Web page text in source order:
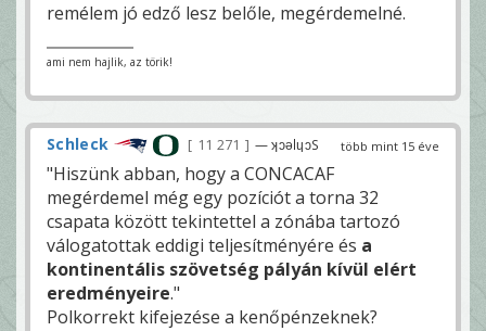
remélem jó edző lesz belőle, megérdemelné.
ami nem hajlik, az törik!
több mint 15 éve
Schleck 11 271 — ʞɔǝlɥɔS
"Hiszünk abban, hogy a CONCACAF
megérdemel még egy pozíciót a torna 32
csapata között tekintettel a zónába tartozó
válogatottak eddigi teljesítményére és a
kontinentális szövetség pályán kívül elért
eredményeire."
Polkorrekt kifejezése a kenőpénzeknek?